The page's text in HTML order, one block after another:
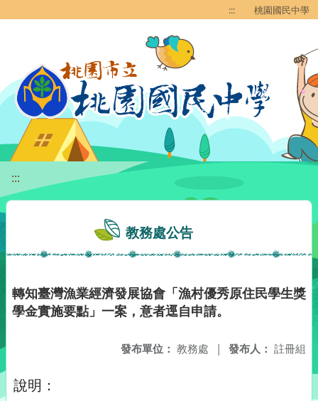
::: 桃園國民中學
:::
教務處公告
轉知臺灣漁業經濟發展協會「漁村優秀原住民學生獎
學金實施要點」一案，意者逕自申請。
發布人： 註冊組
發布單位： 教務處 |
說明：